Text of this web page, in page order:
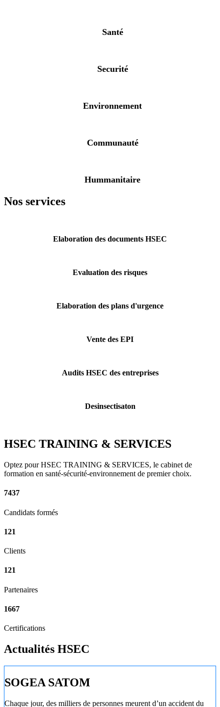
Santé
Securité
Environnement
Communauté
Hummanitaire
Nos services
Elaboration des documents HSEC
Evaluation des risques
Elaboration des plans d'urgence
Vente des EPI
Audits HSEC des entreprises
Desinsectisaton
HSEC TRAINING & SERVICES
Optez pour HSEC TRAINING & SERVICES, le cabinet de
formation en santé-sécurité-environnement de premier choix.
7437
Candidats formés
121
Clients
121
Partenaires
1667
Certifications
Actualités HSEC
SOGEA SATOM
Chaque jour, des milliers de personnes meurent d’un accident du